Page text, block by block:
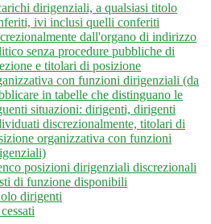
dirigenziali, a qualsiasi titolo
ivi inclusi quelli conferiti
dall'organo di indirizzo
senza procedure pubbliche di
e titolari di posizione
con funzioni dirigenziali (da
in tabelle che distinguano le
situazioni: dirigenti, dirigenti
discrezionalmente, titolari di
organizzativa con funzioni
posizioni dirigenziali discrezionali
di funzione disponibili
dirigenti